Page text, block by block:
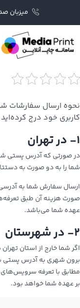
میزبان
نحوه ارسال سفارشات
کاربری خود درج
۱- در تهران
در صورتی که آدرس پستی
شما را به دو صورت به
ارسال سفارش شما به آدرسی
صورت هزینه آن طبق
عهده شما می‌باشد.
۲- در شهرستان
اگر شما خارج از استان
برون شهری به آدرس پستی
مطابق با تعرفه‌
بر عهده شما خواهد بود.